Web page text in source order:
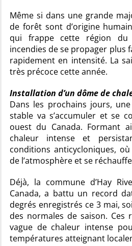
Même si dans une grande
de forêt sont d’origine
qui frappe cette région du
incendies de se propager plus
rapidement en intensité. La
très précoce cette année.
Installation d’un dôme de
Dans les prochains jours,
stable va s’accumuler et se
ouest du Canada. Formant
chaleur intense et
conditions anticycloniques,
de l’atmosphère et se
Déjà, la commune d’Hay
Canada, a battu un record
degrés enregistrés ce 3 mai,
des normales de saison. Ces
vague de chaleur intense
températures atteignant